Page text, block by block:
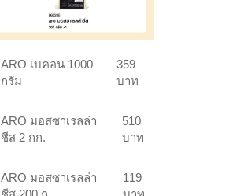
ARO เบคอน 1000
กรัม
359
บาท
ARO มอสซาเรลล่า
ชีส 2 กก.
510
บาท
ARO มอสซาเรลล่า
119